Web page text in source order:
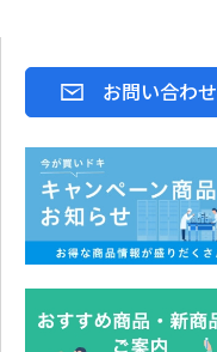
お問い合わせ